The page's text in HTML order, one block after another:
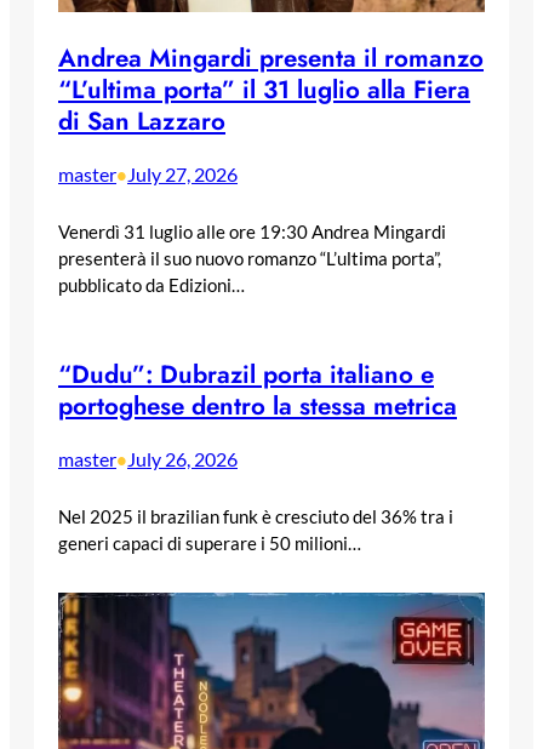
Andrea Mingardi presenta il romanzo
“L’ultima porta” il 31 luglio alla Fiera
di San Lazzaro
master•July 27, 2026
Venerdì 31 luglio alle ore 19:30 Andrea Mingardi
presenterà il suo nuovo romanzo “L’ultima porta”,
pubblicato da Edizioni…
“Dudu”: Dubrazil porta italiano e
portoghese dentro la stessa metrica
master•July 26, 2026
Nel 2025 il brazilian funk è cresciuto del 36% tra i
generi capaci di superare i 50 milioni…